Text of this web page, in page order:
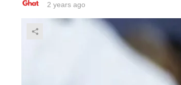
2 years ago